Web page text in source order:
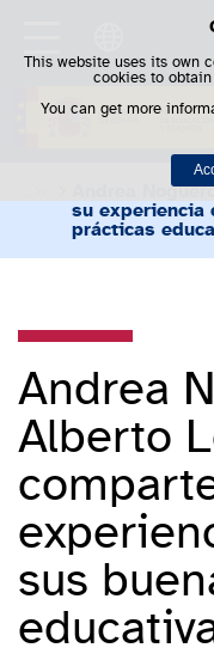
This website uses its own
cookies to
You can get more
Andrea
su experiencia
prácticas
Andrea
Alberto
sus